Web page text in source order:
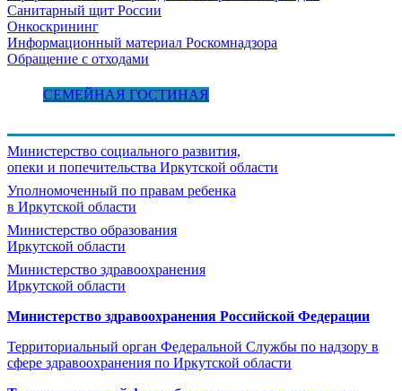
Санитарный щит России
Онкоскрининг
Информационный материал Роскомнадзора
Обращение с отходами
СЕМЕЙНАЯ ГОСТИНАЯ
Министерство социального развития,
опеки и попечительства Иркутской области
Уполномоченный по правам ребенка
в Иркутской области
Министерство образования
Иркутской области
Министерство здравоохранения
Иркутской области
Министерство здравоохранения Росcийской Федерации
Территориальный орган Федеральной Службы по надзору в
сфере здравоохранения по Иркутской области